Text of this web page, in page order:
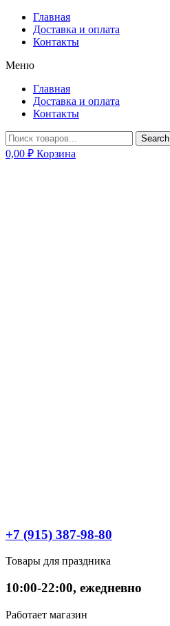
Главная
Доставка и оплата
Контакты
Меню
Главная
Доставка и оплата
Контакты
Search
0,00 ₽ Корзина
+7 (915) 387-98-80
Товары для праздника
10:00-22:00, ежедневно
Работает магазин